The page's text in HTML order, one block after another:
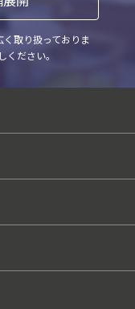
がある場
得ることに
及ぼすおそ
の取扱い
り良いサー
を外部に
しては、
す。この場
いると認
等において
どにより
取り扱っておりま
ださい。